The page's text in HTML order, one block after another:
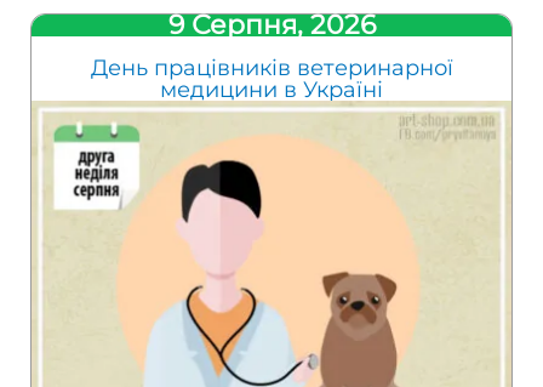
9 Серпня, 2026
День працівників ветеринарної
медицини в Україні